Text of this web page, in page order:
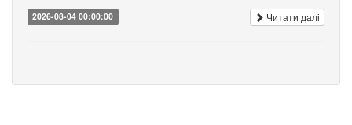
2026-08-04 00:00:00 Читати далі